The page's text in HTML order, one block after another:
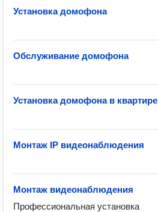
Установка домофона
Обслуживание домофона
Установка домофона в квартире
Монтаж IP видеонаблюдения
Монтаж видеонаблюдения
Профессиональная установка